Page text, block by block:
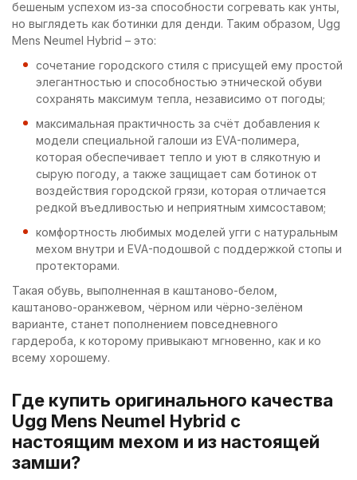
бешеным успехом из-за способности согревать как унты,
но выглядеть как ботинки для денди. Таким образом, Ugg
Mens Neumel Hybrid – это:
сочетание городского стиля с присущей ему простой
элегантностью и способностью этнической обуви
сохранять максимум тепла, независимо от погоды;
максимальная практичность за счёт добавления к
модели специальной галоши из EVA-полимера,
которая обеспечивает тепло и уют в слякотную и
сырую погоду, а также защищает сам ботинок от
воздействия городской грязи, которая отличается
редкой въедливостью и неприятным химсоставом;
комфортность любимых моделей угги с натуральным
мехом внутри и EVA-подошвой с поддержкой стопы и
протекторами.
Такая обувь, выполненная в каштаново-белом,
каштаново-оранжевом, чёрном или чёрно-зелёном
варианте, станет пополнением повседневного
гардероба, к которому привыкают мгновенно, как и ко
всему хорошему.
Где купить оригинального качества
Ugg Mens Neumel Hybrid с
настоящим мехом и из настоящей
замши?